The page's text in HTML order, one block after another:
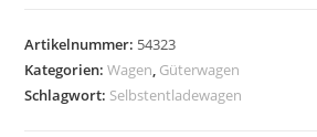
Artikelnummer: 54323
Kategorien:Wagen, Güterwagen
Schlagwort: Selbstentladewagen